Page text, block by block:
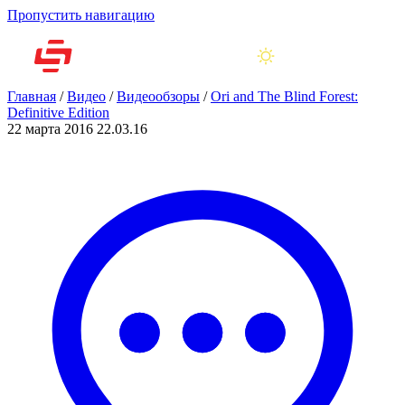
Пропустить навигацию
Главная /Видео /Видеообзоры /Ori and The Blind Forest:
Definitive Edition
22 марта 2016 22.03.16